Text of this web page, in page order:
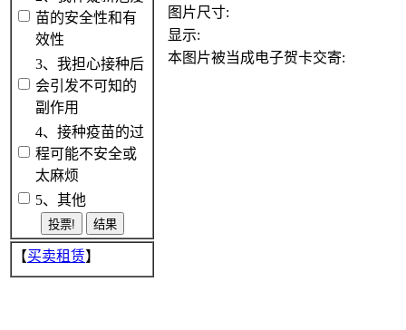
苗的安全性和有
效性
3、我担心接种后
会引发不可知的
副作用
4、接种疫苗的过
程可能不安全或
太麻烦
5、其他
【买卖租赁】
图片尺寸:
显示:
本图片被当成电子贺卡交寄: